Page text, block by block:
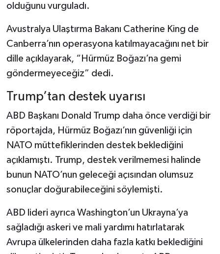
olduğunu vurguladı.
Avustralya Ulaştırma Bakanı Catherine King de
Canberra’nın operasyona katılmayacağını net bir
dille açıklayarak, “Hürmüz Boğazı’na gemi
göndermeyeceğiz” dedi.
Trump’tan destek uyarısı
ABD Başkanı Donald Trump daha önce verdiği bir
röportajda, Hürmüz Boğazı’nın güvenliği için
NATO müttefiklerinden destek beklediğini
açıklamıştı. Trump, destek verilmemesi halinde
bunun NATO’nun geleceği açısından olumsuz
sonuçlar doğurabileceğini söylemişti.
ABD lideri ayrıca Washington’un Ukrayna’ya
sağladığı askeri ve mali yardımı hatırlatarak
Avrupa ülkelerinden daha fazla katkı beklediğini